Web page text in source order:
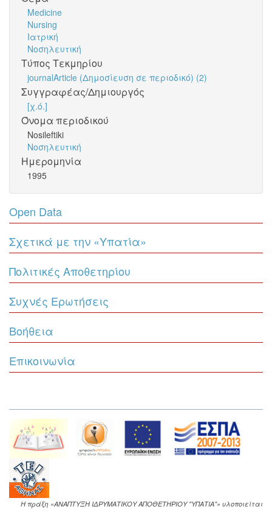
Medicine
Nursing
Ιατρική
Νοσηλευτική
Τύπος Τεκμηρίου
journalArticle (Δημοσίευση σε περιοδικό) (2)
Συγγραφέας/Δημιουργός
[χ.ό.]
Όνομα περιοδικού
Nosileftiki
Νοσηλευτική
Ημερομηνία
1995
Open Data
Σχετικά με την «Υπατία»
Πολιτικές Αποθετηρίου
Συχνές Ερωτήσεις
Βοήθεια
Επικοινωνία
Η πράξη «ΑΝΑΠΤΥΞΗ ΙΔΡΥΜΑΤΙΚΟΥ ΑΠΟΘΕΤΗΡΙΟΥ "ΥΠΑΤΙΑ"» υλοποιείται